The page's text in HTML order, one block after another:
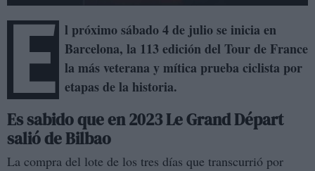
E l próximo sábado 4 de julio se inicia en
Barcelona, la 113 edición del Tour de France
la más veterana y mítica prueba ciclista por
etapas de la historia.
Es sabido que en 2023 Le Grand Départ
salióde Bilbao
La compra del lote de los tres días que transcurrió por